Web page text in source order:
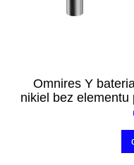
Omnires Y
nikiel bez